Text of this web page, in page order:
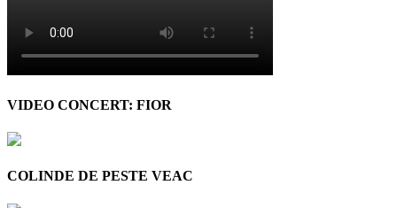
VIDEO CONCERT: FIOR
COLINDE DE PESTE VEAC